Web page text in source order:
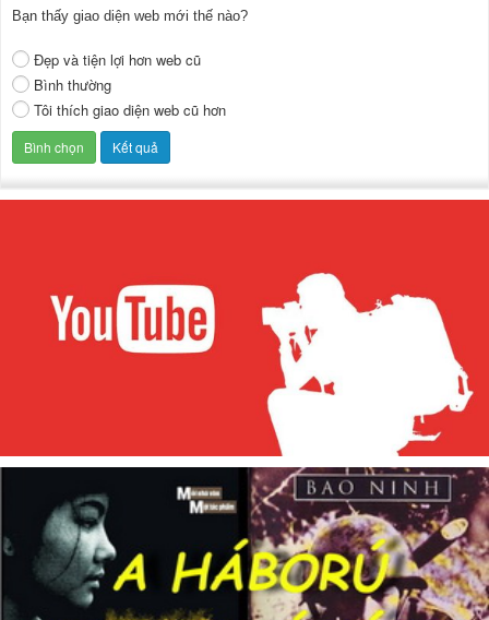
Bạn thấy giao diện web mới thế nào?
Đẹp và tiện lợi hơn web cũ
Bình thường
Tôi thích giao diện web cũ hơn